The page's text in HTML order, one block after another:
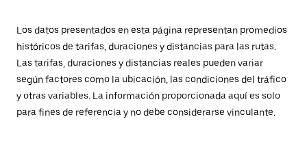
Los datos presentados en esta página representan promedios
históricos de tarifas, duraciones y distancias para las rutas.
Las tarifas, duraciones y distancias reales pueden variar
según factores como la ubicación, las condiciones del tráfico
y otras variables. La información proporcionada aquí es solo
para fines de referencia y no debe considerarse vinculante.